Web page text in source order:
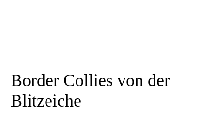
Border Collies von der
Blitzeiche